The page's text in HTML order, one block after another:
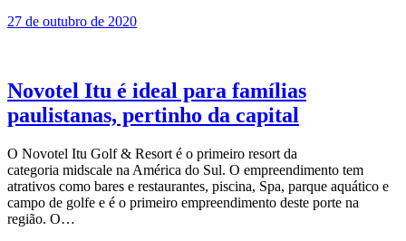
27 de outubro de 2020
Novotel Itu é ideal para famílias
paulistanas, pertinho da capital
O Novotel Itu Golf & Resort é o primeiro resort da
categoria midscale na América do Sul. O empreendimento tem
atrativos como bares e restaurantes, piscina, Spa, parque aquático e
campo de golfe e é o primeiro empreendimento deste porte na
região. O…